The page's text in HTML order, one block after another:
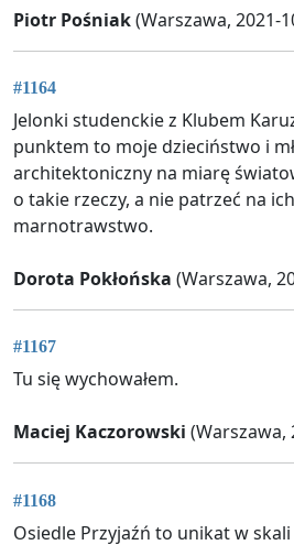
Piotr Pośniak(Warszawa, 2021-
#1164
Jelonki studenckie z Klubem
punktem to moje dzieciństwo i
architektoniczny na miarę
o takie rzeczy, a nie patrzeć na
marnotrawstwo.
Dorota Pokłońska (Warszawa,
#1167
Tu się wychowałem.
Maciej Kaczorowski (Warszawa,
#1168
Osiedle Przyjaźń to unikat w